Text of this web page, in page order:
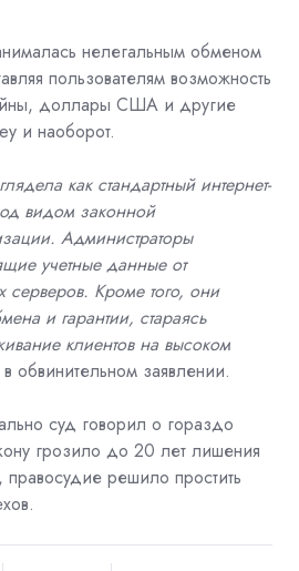
нелегальным обменом
пользователям возможность
доллары США и другие
и наоборот.
как стандартный интернет-
видом законной
Администраторы
учетные данные от
серверов. Кроме того, они
и гарантии, стараясь
клиентов на высоком
обвинительном заявлении.
суд говорил о гораздо
грозило до 20 лет лишения
решило простить